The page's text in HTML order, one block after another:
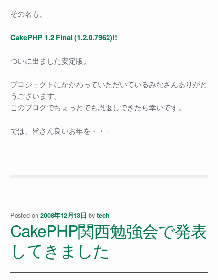
その名も、
CakePHP 1.2 Final (1.2.0.7962)!!
ついに出ました安定版。
プロジェクトにかかわっていただいているみなさんありがと
うございます。
このブログでちょっとでも恩返しできたら幸いです。
では、皆さん良いお年を・・・
Posted on 2008年12月13日 by tech
CakePHP関西勉強会で発表
してきました